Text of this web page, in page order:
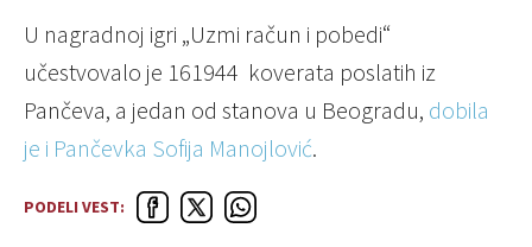
U nagradnoj igri „Uzmi račun i pobedi“
učestvovalo je 161944 koverata poslatih iz
Pančeva, a jedan od stanova u Beogradu, dobila
je i Pančevka Sofija Manojlović.
PODELI VEST: